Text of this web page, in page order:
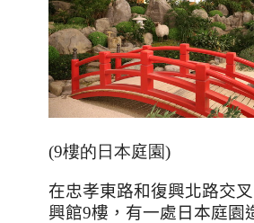
(9樓的日本庭園)
在忠孝東路和復興北路交
興館9樓，有一處日本庭園